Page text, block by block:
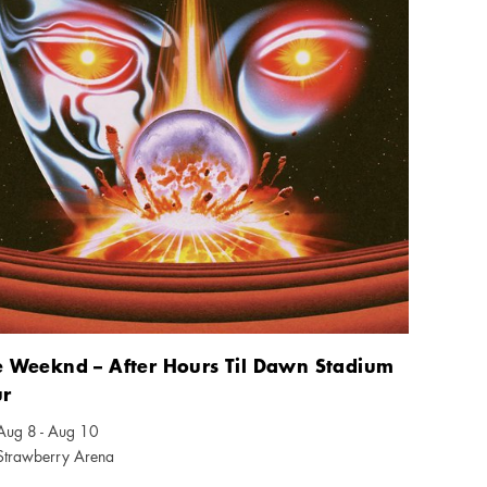
Weeknd – After Hours Til Dawn Stadium
ikon
8 - Aug 10
ikon
Arena